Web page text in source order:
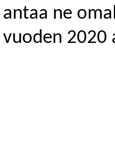
antaa ne
vuoden 2020